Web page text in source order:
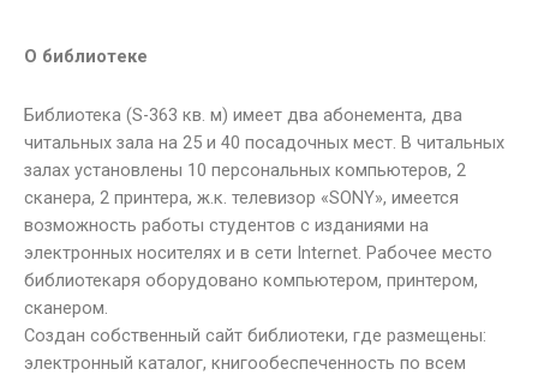
О библиотеке
Библиотека (S-363 кв. м) имеет два абонемента, два
читальных зала на 25 и 40 посадочных мест. В читальных
залах установлены 10 персональных компьютеров, 2
сканера, 2 принтера, ж.к. телевизор «SONY», имеется
возможность работы студентов с изданиями на
электронных носителях и в сети Internet. Рабочее место
библиотекаря оборудовано компьютером, принтером,
сканером.
Создан собственный сайт библиотеки, где размещены:
электронный каталог, книгообеспеченность по всем